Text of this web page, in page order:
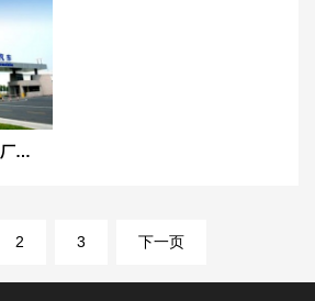
【南京长安马自达工厂】橡胶接头合同
2 3 下一页